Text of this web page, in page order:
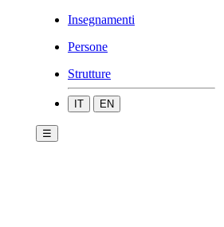
Insegnamenti
Persone
Strutture
IT EN
☰